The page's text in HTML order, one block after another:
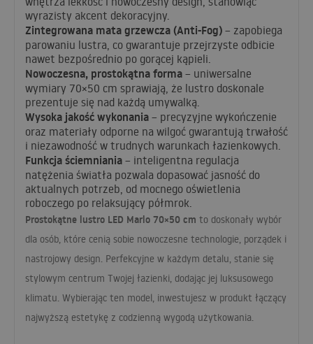
wyrazisty akcent dekoracyjny.
Zintegrowana mata grzewcza (Anti-Fog) – zapobiega
parowaniu lustra, co gwarantuje przejrzyste odbicie
nawet bezpośrednio po gorącej kąpieli.
Nowoczesna, prostokątna forma – uniwersalne
wymiary 70×50 cm sprawiają, że lustro doskonale
prezentuje się nad każdą umywalką.
Wysoka jakość wykonania – precyzyjne wykończenie
oraz materiały odporne na wilgoć gwarantują trwałość
i niezawodność w trudnych warunkach łazienkowych.
Funkcja ściemniania – inteligentna regulacja
natężenia światła pozwala dopasować jasność do
aktualnych potrzeb, od mocnego oświetlenia
roboczego po relaksujący półmrok.
Prostokątne lustro LED Marlo 70×50 cm to doskonały wybór
dla osób, które cenią sobie nowoczesne technologie, porządek i
nastrojowy design. Perfekcyjne w każdym detalu, stanie się
stylowym centrum Twojej łazienki, dodając jej luksusowego
klimatu. Wybierając ten model, inwestujesz w produkt łączący
najwyższą estetykę z codzienną wygodą użytkowania.